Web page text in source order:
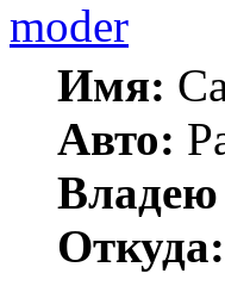
moder
Имя:
Авто:
Владею
Откуда: